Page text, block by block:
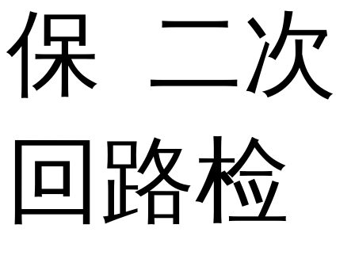
保 二次
回路检